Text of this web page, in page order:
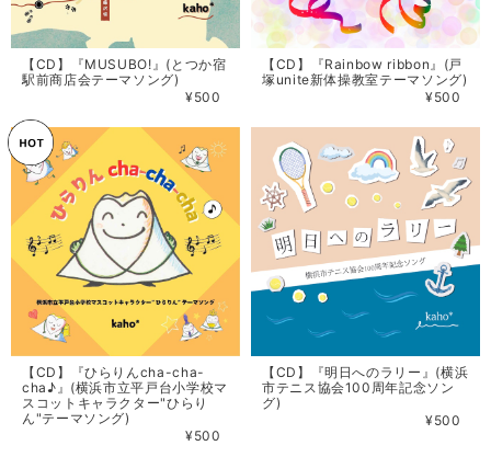
【CD】『MUSUBO!』(とつか宿
駅前商店会テーマソング)
¥500
【CD】『Rainbow ribbon』(戸
塚unite新体操教室テーマソング)
¥500
【CD】『ひらりんcha-cha-
cha♪』(横浜市立平戸台小学校マ
スコットキャラクター"ひらり
ん"テーマソング)
¥500
【CD】『明日へのラリー』(横浜
市テニス協会100周年記念ソン
グ)
¥500